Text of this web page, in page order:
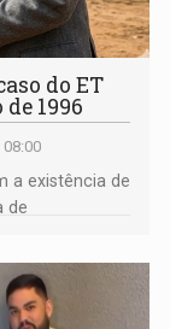
do ET
1996
a existência de
de